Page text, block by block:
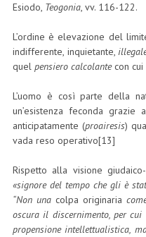
Esiodo, Teogonia, vv. 116-122.
L’ordine è elevazione del
indifferente, inquietante,
quel pensiero calcolantecon cui
L’uomo è così parte della
un’esistenza feconda grazie
anticipatamente (proairesis)
vada reso operativo[13]
Rispetto alla visione
«signore del tempo che gli è
“Non una colpa originaria
oscura il discernimento, per cui
propensione intellettualistica,